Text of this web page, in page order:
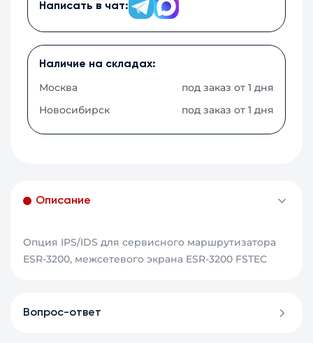
Написать в чат:
Наличие на складах:
Москва
под заказ от 1 дня
Новосибирск
под заказ от 1 дня
Описание
Опция IPS/IDS для сервисного маршрутизатора
ESR-3200, межсетевого экрана ESR-3200 FSTEC
Вопрос-ответ